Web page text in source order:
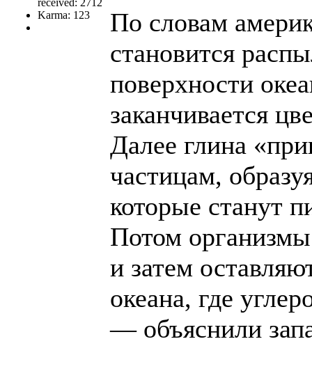
received: 2712
Karma: 123
По словам
становится
поверхности
заканчивается
Далее глина
частицам,
которые станут
Потом
и затем
океана, где
— объяснили